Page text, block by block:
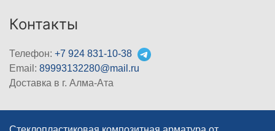
Контакты
Телефон: +7 924 831-10-38
Email: 89993132280@mail.ru
Доставка в г. Алма-Ата